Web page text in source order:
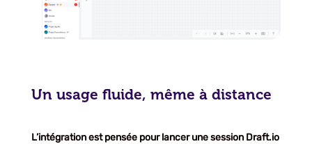
Un usage fluide, même à distance
L’intégration est pensée pour lancer une session Draft.io